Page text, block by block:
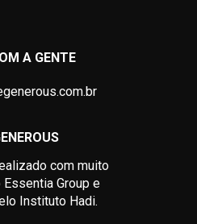
A GENTE
com muito
Group e
Instituto Hadi.